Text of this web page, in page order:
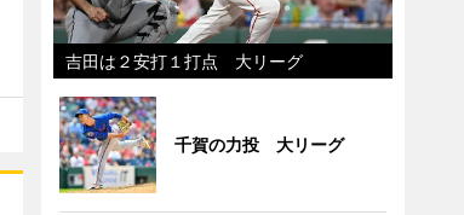
吉田は２安打１打点 大リーグ
千賀の力投 大リーグ